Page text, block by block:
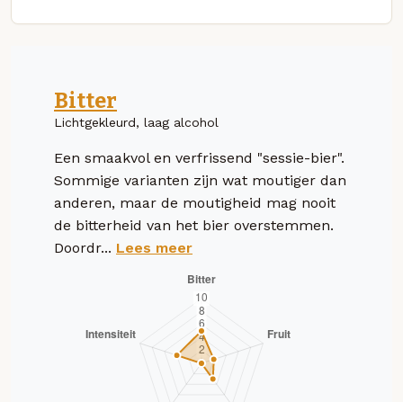
Bitter
Lichtgekleurd, laag alcohol
Een smaakvol en verfrissend "sessie-bier".
Sommige varianten zijn wat moutiger dan
anderen, maar de moutigheid mag nooit
de bitterheid van het bier overstemmen.
Doordr... Lees meer